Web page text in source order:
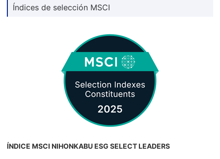
Índices de selección MSCI
ÍNDICE MSCI NIHONKABU ESG SELECT LEADERS